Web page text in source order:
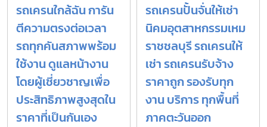
รถเครนใกล้ฉัน การัน
ตีความตรงต่อเวลา
รถทุกคันสภาพพร้อม
ใช้งาน ดูแลหน้างาน
โดยผู้เชี่ยวชาญเพื่อ
ประสิทธิภาพสูงสุดใน
ราคาที่เป็นกันเอง
รถเครนปั้นจั่นให้เช่า
นิคมอุตสาหกรรมเหม
ราชชลบุรี รถเครนให้
เช่า รถเครนรับจ้าง
ราคาถูก รองรับทุก
งาน บริการ ทุกพื้นที่
ภาคตะวันออก